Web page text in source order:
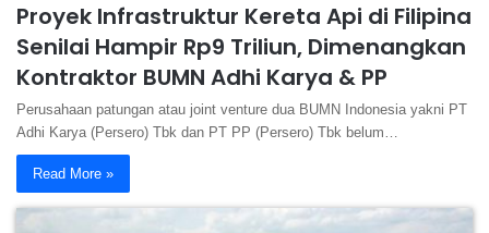
Proyek Infrastruktur Kereta Api di Filipina
Senilai Hampir Rp9 Triliun, Dimenangkan
Kontraktor BUMN Adhi Karya & PP
Perusahaan patungan atau joint venture dua BUMN Indonesia yakni PT
Adhi Karya (Persero) Tbk dan PT PP (Persero) Tbk belum…
Read More »